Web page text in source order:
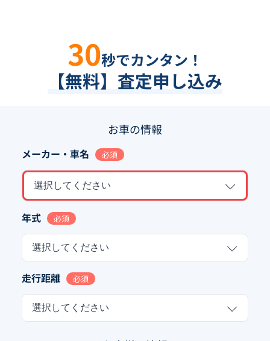
30秒でカンタン！
【無料】査定申し込み
お車の情報
メーカー・車名 必須
選択してください
年式 必須
選択してください
走行距離 必須
選択してください